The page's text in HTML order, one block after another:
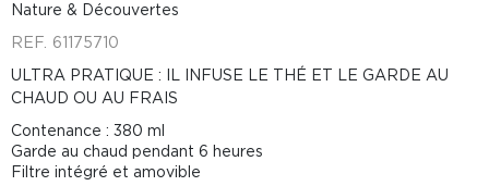
Nature & Découvertes
REF. 61175710
ULTRA PRATIQUE : IL INFUSE LE THÉ ET LE GARDE AU
CHAUD OU AU FRAIS
Contenance : 380 ml
Garde au chaud pendant 6 heures
Filtre intégré et amovible